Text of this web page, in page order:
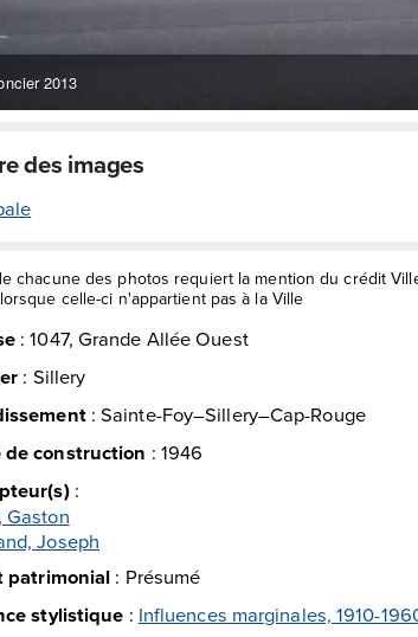
2013
des images
chacune des photos requiert la mention du crédit
celle-ci n'appartient pas à la Ville
:1047, Grande Allée Ouest
: Sillery
:Sainte-Foy–Sillery–Cap-Rouge
de construction : 1946
:
Gaston
Joseph
patrimonial : Présumé
stylistique : Influences marginales, 1910-